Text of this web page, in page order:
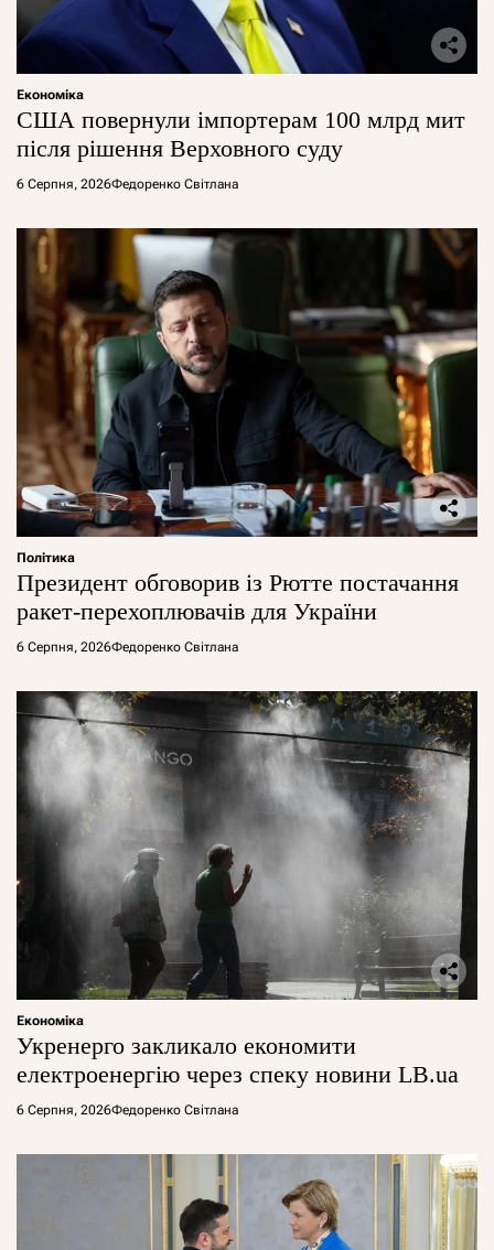
Економіка
США повернули імпортерам 100 млрд мит
після рішення Верховного суду
6 Серпня, 2026Федоренко Світлана
Політика
Президент обговорив із Рютте постачання
ракет-перехоплювачів для України
6 Серпня, 2026Федоренко Світлана
Економіка
Укренерго закликало економити
електроенергію через спеку новини LB.ua
6 Серпня, 2026Федоренко Світлана